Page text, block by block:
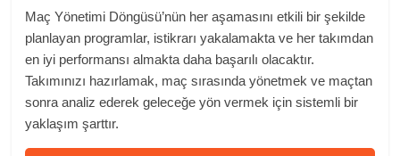
Maç Yönetimi Döngüsü’nün her aşamasını etkili bir şekilde
planlayan programlar, istikrarı yakalamakta ve her takımdan
en iyi performansı almakta daha başarılı olacaktır.
Takımınızı hazırlamak, maç sırasında yönetmek ve maçtan
sonra analiz ederek geleceğe yön vermek için sistemli bir
yaklaşım şarttır.